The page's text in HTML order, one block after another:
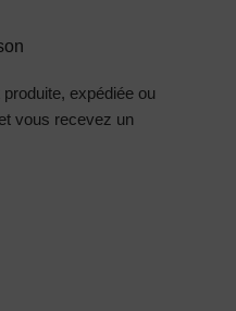
expédiée ou
vous recevez un